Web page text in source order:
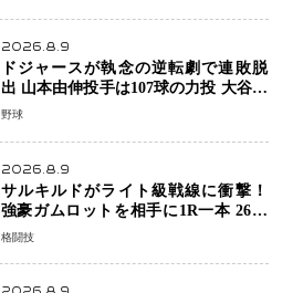
2026.8.9
ドジャースが執念の逆転劇で連敗脱
出 山本由伸投手は107球の力投 大谷翔
平選手が延長10回に勝利を呼び込む一
野球
2026.8.9
サルキルドがライト級戦線に衝撃！
強豪ガムロットを相手に1R一本 26歳
の豪州の新星が「トップ戦線」へ名乗
格闘技